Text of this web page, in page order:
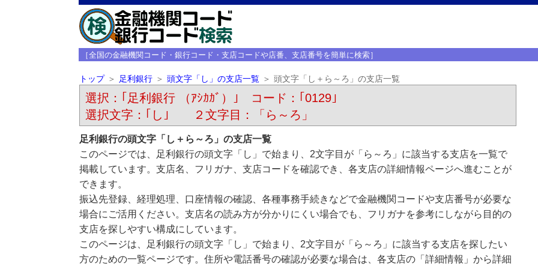
［全国の金融機関コード・銀行コード・支店コードや店番、支店番号を簡単に検索］
トップ 足利銀行 頭文字「し」の支店一覧 頭文字「し＋ら～ろ」の支店一覧
選択：｢足利銀行 （ｱｼｶｶﾞ）｣ コード：｢0129｣
選択文字：｢し｣ ２文字目：「ら～ろ」
足利銀行の頭文字「し＋ら～ろ」の支店一覧
このページでは、足利銀行の頭文字「し」で始まり、2文字目が「ら～ろ」に該当する支店を一覧で
掲載しています。支店名、フリガナ、支店コードを確認でき、各支店の詳細情報ページへ進むことが
できます。
振込先登録、経理処理、口座情報の確認、各種事務手続きなどで金融機関コードや支店番号が必要な
場合にご活用ください。支店名の読み方が分かりにくい場合でも、フリガナを参考にしながら目的の
支店を探しやすい構成にしています。
このページは、足利銀行の頭文字「し」で始まり、2文字目が「ら～ろ」に該当する支店を探したい
方のための一覧ページです。住所や電話番号の確認が必要な場合は、各支店の「詳細情報」から詳細